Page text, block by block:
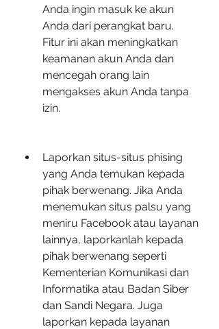
Anda ingin masuk ke akun
Anda dari perangkat baru.
Fitur ini akan meningkatkan
keamanan akun Anda dan
mencegah orang lain
mengakses akun Anda tanpa
izin.
Laporkan situs-situs phising
yang Anda temukan kepada
pihak berwenang. Jika Anda
menemukan situs palsu yang
meniru Facebook atau layanan
lainnya, laporkanlah kepada
pihak berwenang seperti
Kementerian Komunikasi dan
Informatika atau Badan Siber
dan Sandi Negara. Juga
laporkan kepada layanan